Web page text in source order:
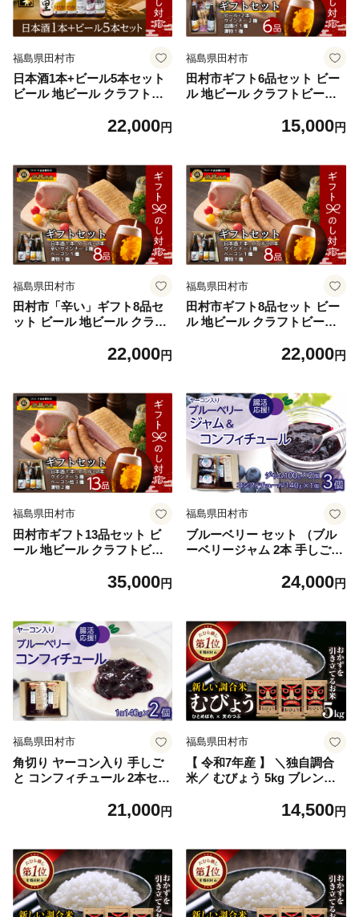
福島県田村市
日本酒1本+ビール5本セット
ビール 地ビール クラフトビ
酒 セット 熨斗 のし 贈答 贈
田村市
22,000円
福島県田村市
田村市ギフト6品セット ビー
ル 地ビール クラフトビール
DLG金賞 セット 詰め合わせ
A 福島県 田村市
15,000円
福島県田村市
田村市「辛い」ギフト8品セ
ット ビール 地ビール クラフ
日本酒 ソーセージ ウインナ
レゼント お中元 お歳暮 ギフ
ト ホップ IPA 福島県 田村市
22,000円
福島県田村市
田村市ギフト8品セット ビー
ル 地ビール クラフトビール
ーセージ ウインナー DLG金
中元 お歳暮 ギフト ホップ IP
A 福島県 田村市
22,000円
福島県田村市
田村市ギフト13品セット ビ
ール 地ビール クラフトビー
ソーセージ ウインナー DLG
お中元 お歳暮 ギフト ホップ
IPA 福島県 田村市
35,000円
福島県田村市
ブルーベリー セット （ブル
ーベリージャム 2本 手しごと
せ） 果物 フルーツ 手作り ヤ
田村市 福島 田村 ふくしま た
むら わたなべ・グリーンファ
ーム
24,000円
福島県田村市
角切り ヤーコン入り 手しご
と コンフィチュール 2本セッ
フルーツ 手作り ヤーコン 健
福島県 田村市 福島 田村 ふく
しま たむら わたなべ・グリ
ーンファーム
21,000円
福島県田村市
【 令和7年産 】 ＼独自調合
米／ むびょう 5kg ブレンド
精米 ギフト 贈答 プレゼント
14,500円